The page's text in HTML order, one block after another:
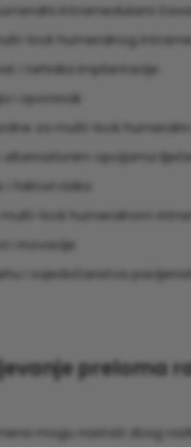
intramedularni
lock humeralnog
i tehnika implantacije
i oporavak
za multi-lock
alternativnim opcijama
i faktori rizika
multi-lock humeralnom
i inovacije
i svjedočanstva
preloma
mogu nastati zbog